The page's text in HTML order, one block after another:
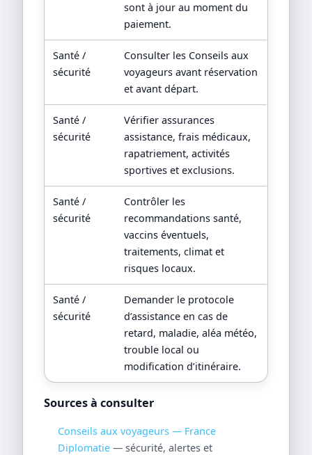
sont à jour au moment du
paiement.
Santé /
sécurité
Consulter les Conseils aux
voyageurs avant réservation
et avant départ.
Santé /
sécurité
Vérifier assurances
assistance, frais médicaux,
rapatriement, activités
sportives et exclusions.
Santé /
sécurité
Contrôler les
recommandations santé,
vaccins éventuels,
traitements, climat et
risques locaux.
Santé /
sécurité
Demander le protocole
d’assistance en cas de
retard, maladie, aléa météo,
trouble local ou
modification d’itinéraire.
Sources à consulter
Conseils aux voyageurs — France
Diplomatie — sécurité, alertes et